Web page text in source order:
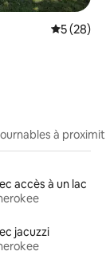
5 (28)
à
accès à un lac
jacuzzi